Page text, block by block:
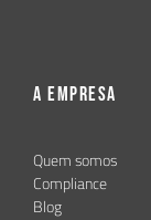
A Empresa
Quem somos
Compliance
Blog